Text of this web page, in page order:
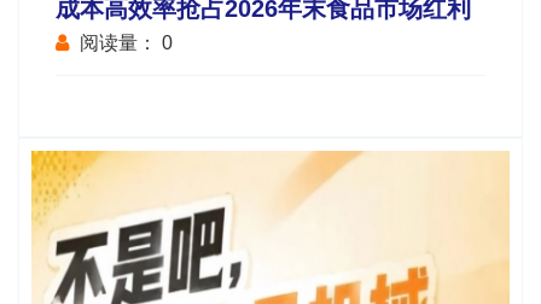
成本高效率抢占2026年末食品市场红利
阅读量： 0